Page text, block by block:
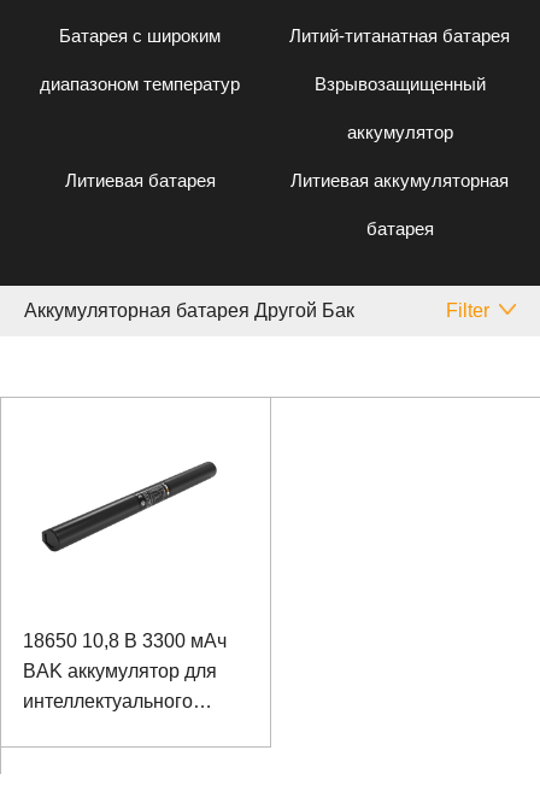
Батарея с широким
диапазоном температур
Литий-титанатная батарея
Взрывозащищенный
аккумулятор
Литиевая батарея Литиевая аккумуляторная
батарея
Аккумуляторная батарея Другой Бак Filter
18650 10,8 В 3300 мАч
BAK аккумулятор для
интеллектуального